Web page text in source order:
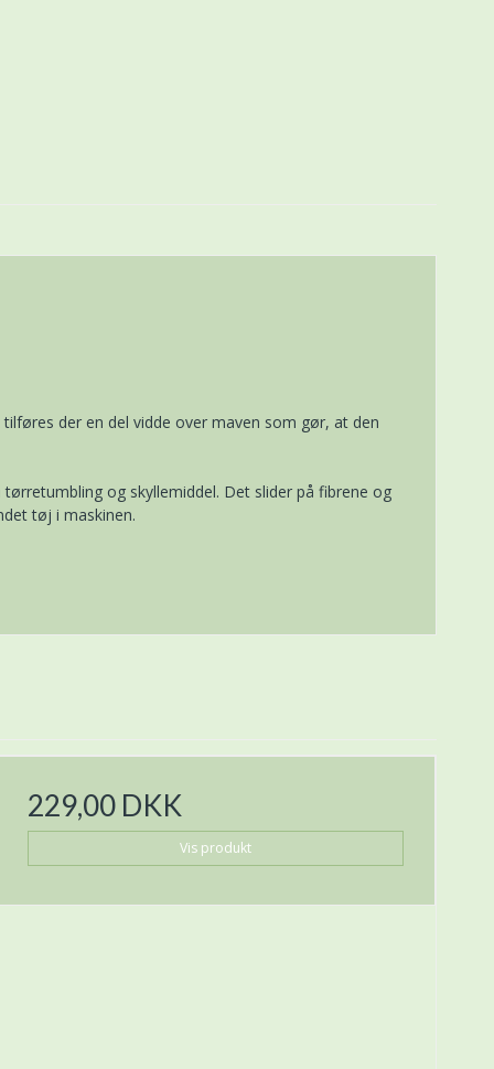
der en del vidde over maven som gør, at den
og skyllemiddel. Det slider på fibrene og
tøj i maskinen.
229,00 DKK
Vis produkt